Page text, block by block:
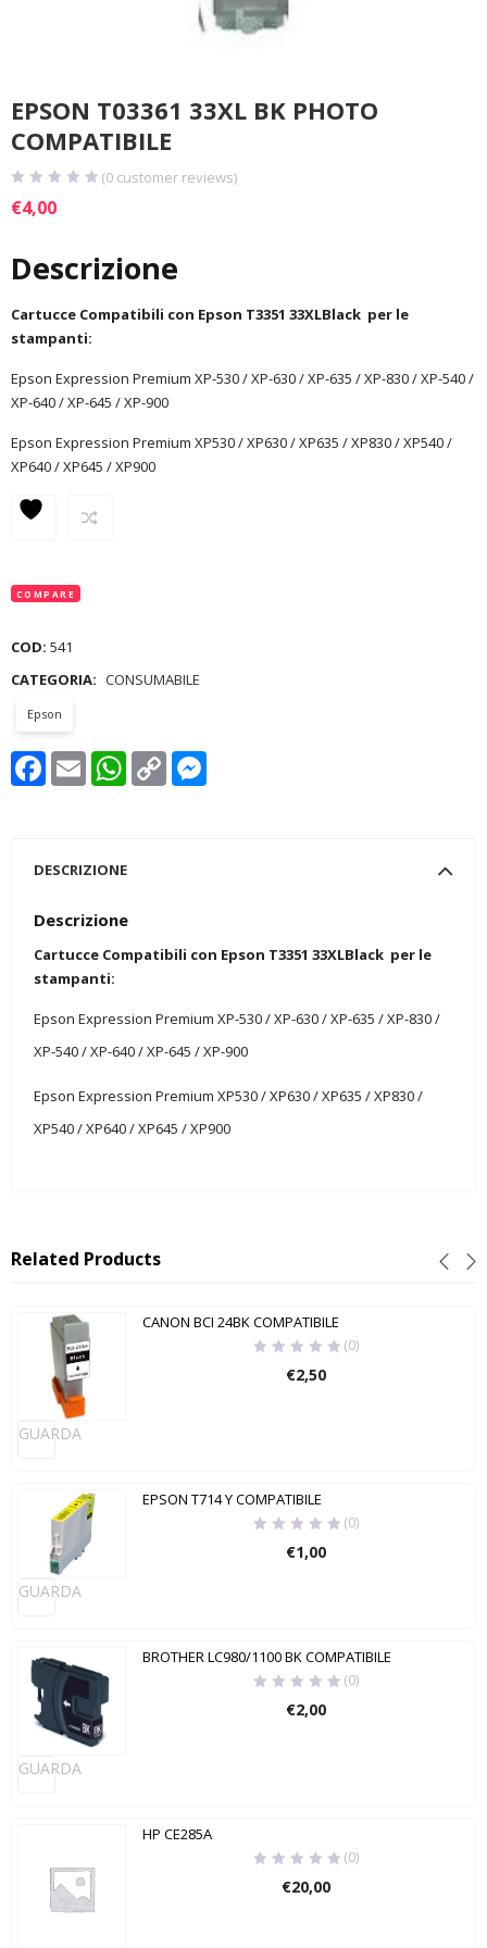
EPSON T03361 33XL BK PHOTO
COMPATIBILE
(0 customer reviews)
€4,00
Descrizione
Cartucce Compatibili con Epson T3351 33XLBlack per le
stampanti:
Epson Expression Premium XP-530 / XP-630 / XP-635 / XP-830 / XP-540 /
XP-640 / XP-645 / XP-900
Epson Expression Premium XP530 / XP630 / XP635 / XP830 / XP540 /
XP640 / XP645 / XP900
COMPARE
COD: 541
CATEGORIA: CONSUMABILE
Epson
Facebook
Email WhatsApp
Copy
Link
DESCRIZIONE
Descrizione
Cartucce Compatibili con Epson T3351 33XLBlack per le
stampanti:
Epson Expression Premium XP-530 / XP-630 / XP-635 / XP-830 /
XP-540 / XP-640 / XP-645 / XP-900
Epson Expression Premium XP530 / XP630 / XP635 / XP830 /
XP540 / XP640 / XP645 / XP900
Related Products
GUARDA
CANON BCI 24BK COMPATIBILE
(0)
€2,50
GUARDA
EPSON T714 Y COMPATIBILE
(0)
€1,00
GUARDA
BROTHER LC980/1100 BK COMPATIBILE
(0)
€2,00
HP CE285A
(0)
€20,00